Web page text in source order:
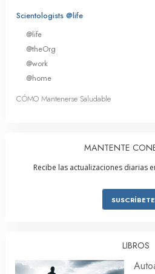
Scientologists @life
@life
@theOrg
@work
@home
CÓMO Mantenerse Saludable
MANTENTE
Recibe las actualizaciones diarias
SUSCRÍBETE
LIBROS